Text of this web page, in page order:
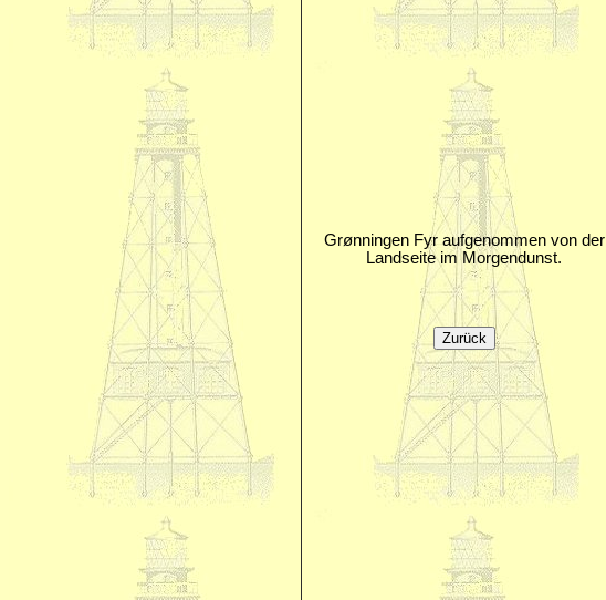
Grønningen Fyr aufgenommen von der
Landseite im Morgendunst.